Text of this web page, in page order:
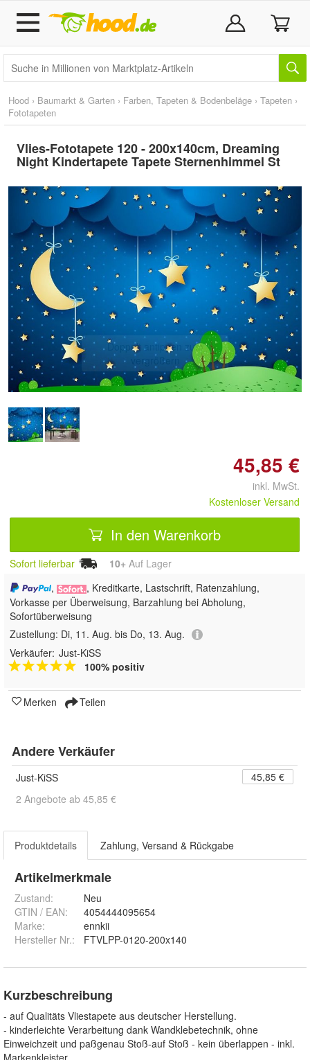
Hood › Baumarkt & Garten › Farben, Tapeten & Bodenbeläge › Tapeten ›
Fototapeten
Vlies-Fototapete 120 - 200x140cm, Dreaming
Night Kindertapete Tapete Sternenhimmel St
Doppelt antippen zum
vergrößern
45,85 €
inkl. MwSt.
Kostenloser Versand
In den Warenkorb
Sofort lieferbar 10+ Auf Lager
,
, Kreditkarte, Lastschrift, Ratenzahlung,
Vorkasse per Überweisung, Barzahlung bei Abholung,
Sofortüberweisung
Zustellung: Di, 11. Aug. bis Do, 13. Aug.
Verkäufer: Just-KiSS
100% positiv
Merken Teilen
Andere Verkäufer
Just-KiSS
45,85 €
2 Angebote ab 45,85 €
Produktdetails Zahlung, Versand & Rückgabe
Artikelmerkmale
Zustand:
Neu
GTIN / EAN:
4054444095654
Marke:
ennkii
Hersteller Nr.:
FTVLPP-0120-200x140
Kurzbeschreibung
- auf Qualitäts Vliestapete aus deutscher Herstellung.
- kinderleichte Verarbeitung dank Wandklebetechnik, ohne
Einweichzeit und paßgenau Stoß-auf Stoß - kein überlappen - inkl.